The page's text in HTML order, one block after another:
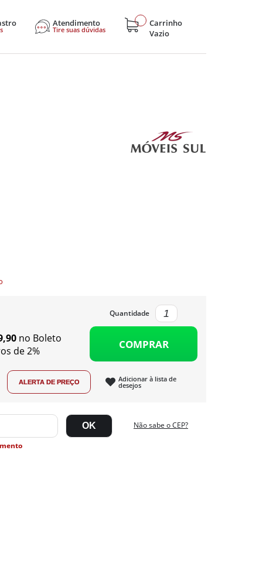
Atendimento
Tire suas dúvidas
Carrinho
Vazio
Eletroportáteis Hobby e Lazer
no Boleto
de 2%
Quantidade
COMPRAR
Adicionar à lista de
desejos
Não sabe o CEP?